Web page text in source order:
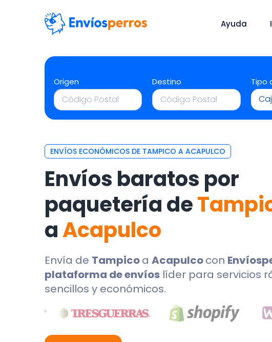
Ayuda
Origen Destino Tipo
ENVÍOS ECONÓMICOS DE TAMPICO A ACAPULCO
Envíos baratos por
paquetería de
aAcapulco
Envía de Tampicoa Acapulcocon
plataforma de envíos líder para servicios
sencillos y económicos.